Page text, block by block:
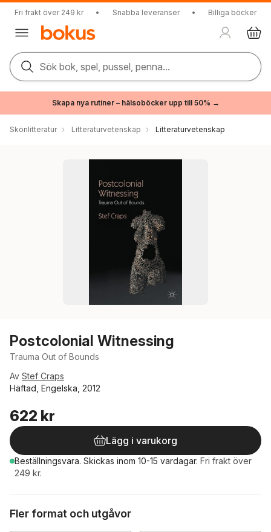
Fri frakt över 249 kr • Snabba leveranser • Billiga böcker
Sök bok, spel, pussel, penna...
Skapa nya rutiner – hälsoböcker upp till 50% →
Skönlitteratur Litteraturvetenskap Litteraturvetenskap
Postcolonial Witnessing
Trauma Out of Bounds
Av Stef Craps
Häftad, Engelska, 2012
622 kr
Lägg i varukorg
Beställningsvara. Skickas inom 10-15 vardagar. Fri frakt över
249 kr.
Fler format och utgåvor